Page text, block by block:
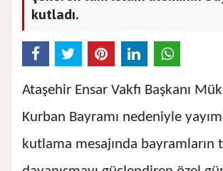
kutladı.
Ataşehir Ensar Vakfı Başkanı
Kurban Bayramı nedeniyle
kutlama mesajında bayramların